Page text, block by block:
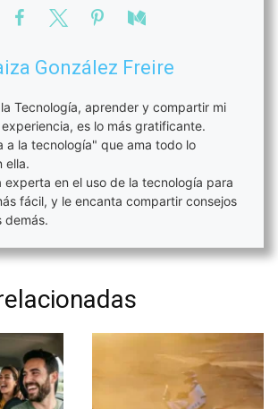
González Freire
Tecnología, aprender y compartir mi
es lo más gratificante.
a la tecnología" que ama todo lo
ella.
experta en el uso de la tecnología para
fácil, y le encanta compartir consejos
demás.